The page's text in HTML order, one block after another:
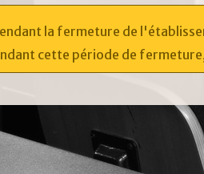
la fermeture de
cette période de